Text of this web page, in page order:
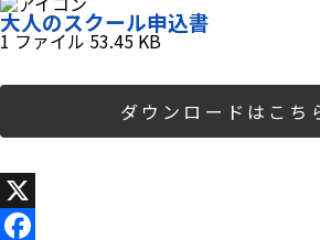
大人のスクール申込書
1 ファイル53.45 KB
ダウンロードはこち
X